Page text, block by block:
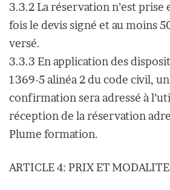
3.3.2 La réservation n’est prise
fois le devis signé et au moins
versé.
3.3.3 En application des
1369-5 alinéa 2 du code civil,
confirmation sera adressé à
réception de la réservation
Plume formation.
ARTICLE 4: PRIX ET